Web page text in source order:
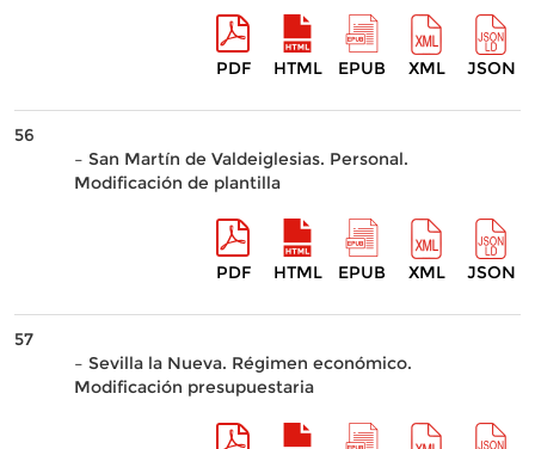
PDF HTML EPUB XML JSON
56
– San Martín de Valdeiglesias. Personal.
Modificación de plantilla
PDF HTML EPUB XML JSON
57
– Sevilla la Nueva. Régimen económico.
Modificación presupuestaria